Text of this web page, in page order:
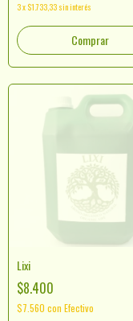
3x $1.733,33 sin interés
Comprar
Lixi
$8.400
$7.560 con Efectivo